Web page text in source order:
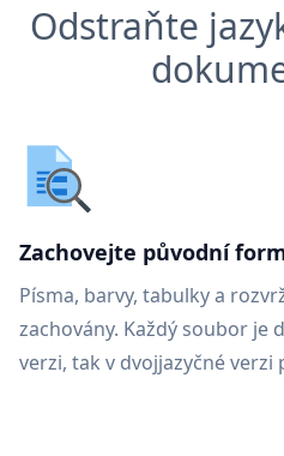
Odstraňte
Zachovejte původní
Písma, barvy, tabulky a
zachovány. Každý soubor je
verzi, tak v dvojjazyčné